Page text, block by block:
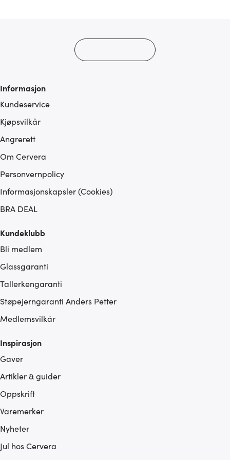
Informasjon
Kundeservice
Kjøpsvilkår
Angrerett
Om Cervera
Personvernpolicy
Informasjonskapsler (Cookies)
BRA DEAL
Kundeklubb
Bli medlem
Glassgaranti
Tallerkengaranti
Støpejerngaranti Anders Petter
Medlemsvilkår
Inspirasjon
Gaver
Artikler & guider
Oppskrift
Varemerker
Nyheter
Jul hos Cervera